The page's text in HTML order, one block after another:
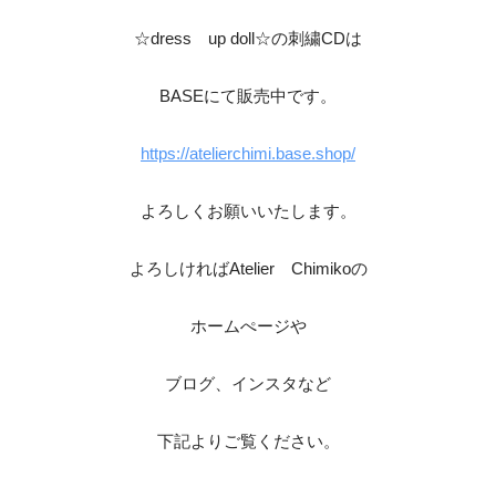
☆dress up doll☆の刺繍CDは
BASEにて販売中です。
https://atelierchimi.base.shop/
よろしくお願いいたします。
よろしければAtelier Chimikoの
ホームぺージや
ブログ、インスタなど
下記よりご覧ください。